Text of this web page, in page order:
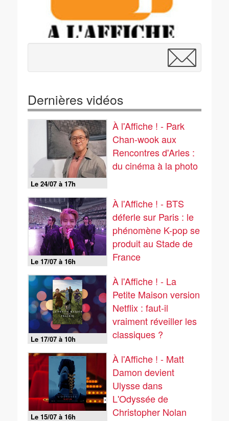
Dernières vidéos
Le 24/07 à 17h
À l'Affiche ! - Park
Chan-wook aux
Rencontres d'Arles :
du cinéma à la photo
Le 17/07 à 16h
À l'Affiche ! - BTS
déferle sur Paris : le
phénomène K-pop se
produit au Stade de
France
Le 17/07 à 10h
À l'Affiche ! - La
Petite Maison version
Netflix : faut-il
vraiment réveiller les
classiques ?
Le 15/07 à 16h
À l'Affiche ! - Matt
Damon devient
Ulysse dans
L'Odyssée de
Christopher Nolan